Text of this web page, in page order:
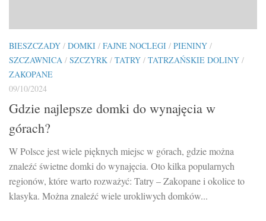
BIESZCZADY / DOMKI / FAJNE NOCLEGI / PIENINY /
SZCZAWNICA / SZCZYRK / TATRY / TATRZAŃSKIE DOLINY /
ZAKOPANE
09/10/2024
Gdzie najlepsze domki do wynajęcia w
górach?
W Polsce jest wiele pięknych miejsc w górach, gdzie można
znaleźć świetne domki do wynajęcia. Oto kilka popularnych
regionów, które warto rozważyć: Tatry – Zakopane i okolice to
klasyka. Można znaleźć wiele urokliwych domków...